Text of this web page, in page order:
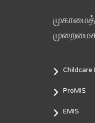
Childcare
ProMIS
EMIS